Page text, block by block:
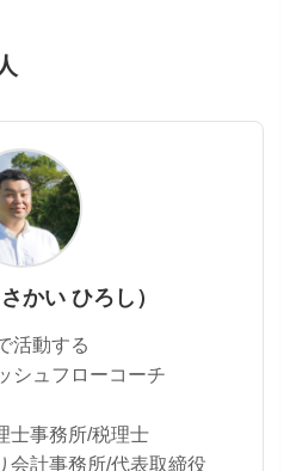
かい ひろし）
活動する
シュフローコーチ
士事務所/税理士
会計事務所/代表取締役